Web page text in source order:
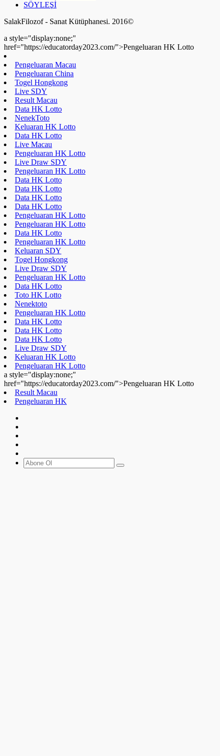
SÖYLEŞİ
SalakFilozof - Sanat Kütüphanesi. 2016©
a style="display:none;"
href="https://educatorday2023.com/">Pengeluaran HK Lotto
Pengeluaran Macau
Pengeluaran China
Togel Hongkong
Live SDY
Result Macau
Data HK Lotto
NenekToto
Keluaran HK Lotto
Data HK Lotto
Live Macau
Pengeluaran HK Lotto
Live Draw SDY
Pengeluaran HK Lotto
Data HK Lotto
Data HK Lotto
Data HK Lotto
Data HK Lotto
Pengeluaran HK Lotto
Pengeluaran HK Lotto
Data HK Lotto
Pengeluaran HK Lotto
Keluaran SDY
Togel Hongkong
Live Draw SDY
Pengeluaran HK Lotto
Data HK Lotto
Toto HK Lotto
Nenektoto
Pengeluaran HK Lotto
Data HK Lotto
Data HK Lotto
Data HK Lotto
Live Draw SDY
Keluaran HK Lotto
Pengeluaran HK Lotto
a style="display:none;"
href="https://educatorday2023.com/">Pengeluaran HK Lotto
Result Macau
Pengeluaran HK